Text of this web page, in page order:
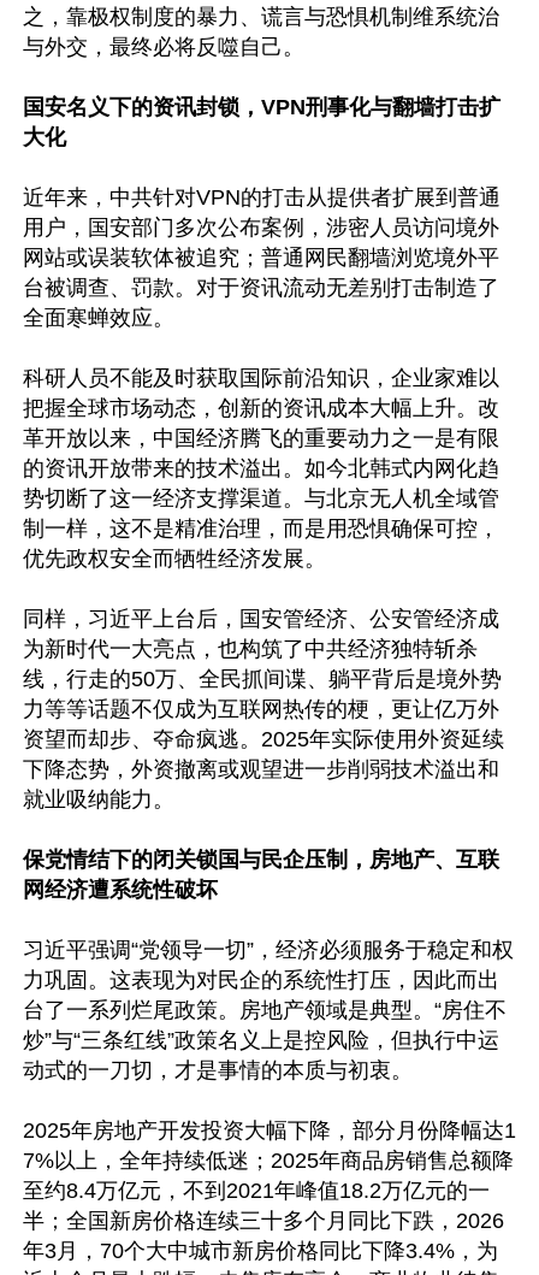
之，靠极权制度的暴力、谎言与恐惧机制维系统治
与外交，最终必将反噬自己。
国安名义下的资讯封锁，VPN刑事化与翻墙打击扩
大化
近年来，中共针对VPN的打击从提供者扩展到普通
用户，国安部门多次公布案例，涉密人员访问境外
网站或误装软体被追究；普通网民翻墙浏览境外平
台被调查、罚款。对于资讯流动无差别打击制造了
全面寒蝉效应。
科研人员不能及时获取国际前沿知识，企业家难以
把握全球市场动态，创新的资讯成本大幅上升。改
革开放以来，中国经济腾飞的重要动力之一是有限
的资讯开放带来的技术溢出。如今北韩式内网化趋
势切断了这一经济支撑渠道。与北京无人机全域管
制一样，这不是精准治理，而是用恐惧确保可控，
优先政权安全而牺牲经济发展。
同样，习近平上台后，国安管经济、公安管经济成
为新时代一大亮点，也构筑了中共经济独特斩杀
线，行走的50万、全民抓间谍、躺平背后是境外势
力等等话题不仅成为互联网热传的梗，更让亿万外
资望而却步、夺命疯逃。2025年实际使用外资延续
下降态势，外资撤离或观望进一步削弱技术溢出和
就业吸纳能力。
保党情结下的闭关锁国与民企压制，房地产、互联
网经济遭系统性破坏
习近平强调“党领导一切”，经济必须服务于稳定和权
力巩固。这表现为对民企的系统性打压，因此而出
台了一系列烂尾政策。房地产领域是典型。“房住不
炒”与“三条红线”政策名义上是控风险，但执行中运
动式的一刀切，才是事情的本质与初衷。
2025年房地产开发投资大幅下降，部分月份降幅达1
7%以上，全年持续低迷；2025年商品房销售总额降
至约8.4万亿元，不到2021年峰值18.2万亿元的一
半；全国新房价格连续三十多个月同比下跌，2026
年3月，70个大中城市新房价格同比下降3.4%，为